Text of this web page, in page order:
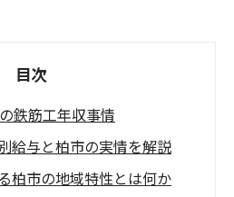
目次
鉄筋工年収事情
給与と柏市の実情を解説
柏市の地域特性とは何か